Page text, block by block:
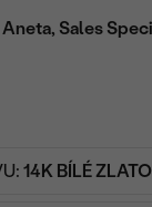
Aneta, Sales
14K BÍLÉ